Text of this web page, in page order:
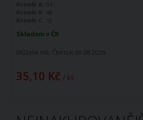
Skladem v ČR
Můžete mít: Čtvrtek 06.08.2026
35,10 Kč / ks
Rozměr A:
94
Rozměr B:
48
Rozměr C:
19